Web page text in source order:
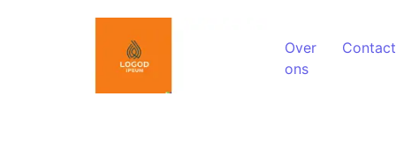
Over
ons
Contact